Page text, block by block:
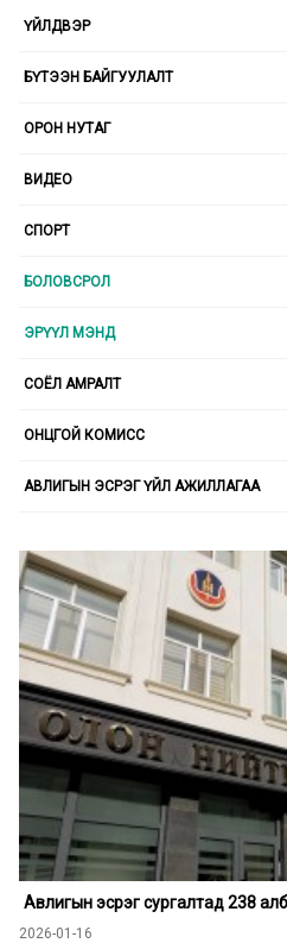
ҮЙЛДВЭР
БҮТЭЭН БАЙГУУЛАЛТ
ОРОН НУТАГ
ВИДЕО
СПОРТ
БОЛОВСРОЛ
ЭРҮҮЛ МЭНД
СОЁЛ АМРАЛТ
ОНЦГОЙ КОМИСС
АВЛИГЫН ЭСРЭГ ҮЙЛ АЖИЛЛАГАА
Авлигын эсрэг сургалтад 238
2026-01-16